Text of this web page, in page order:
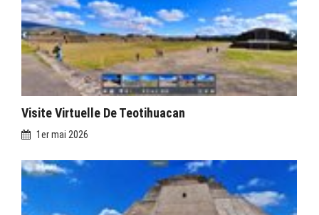
Visite Virtuelle De Teotihuacan
1er mai 2026